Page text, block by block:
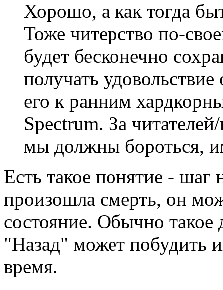
Хорошо, а как тогда
Тоже читерство по-
будет бесконечно
получать
его к ранним
Spectrum. За
мы должны бороться,
Есть такое понятие - шаг
произошла смерть, он
состояние. Обычно такое
"Назад" может побудить
время.